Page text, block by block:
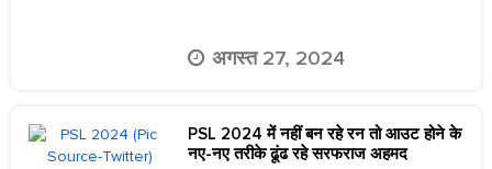
अगस्त 27, 2024
PSL 2024 में नहीं बन रहे रन तो आउट होने के
नए-नए तरीके ढूंढ रहे सरफराज अहमद